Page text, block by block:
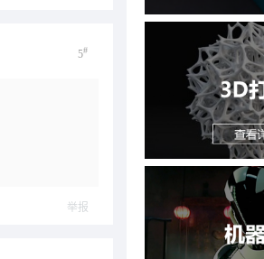
5#
举报